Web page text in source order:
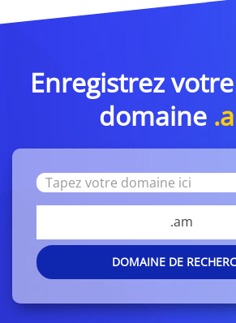
Enregistrez
domaine
.am
DOMAINE DE